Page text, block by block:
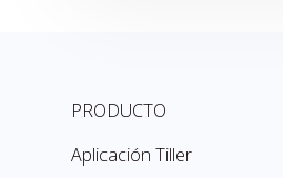
PRODUCTO
Aplicación Tiller